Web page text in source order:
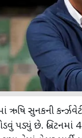
ઋષિ સુનકની
પડ્યું છે.